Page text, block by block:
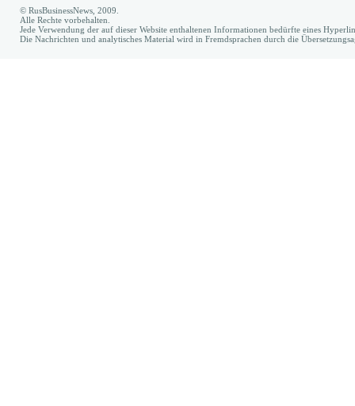
© RusBusinessNews, 2009.
Alle Rechte vorbehalten.
Jede Verwendung der auf dieser Website enthaltenen Informationen bedürfte eines
Die Nachrichten und analytisches Material wird in Fremdsprachen durch die